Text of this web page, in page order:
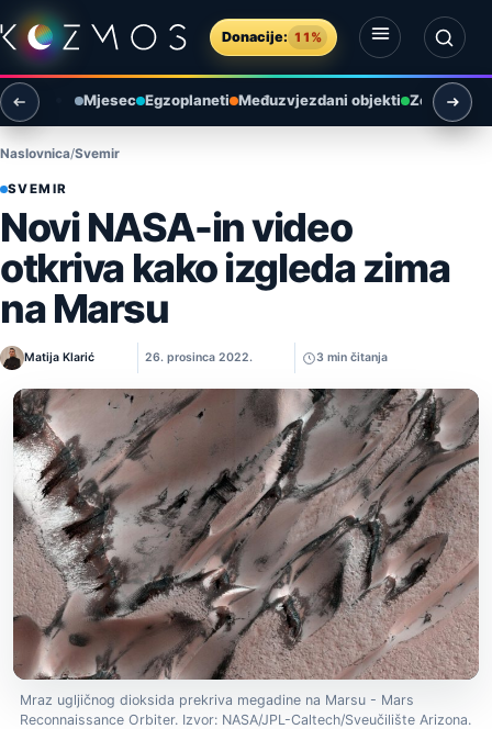
Preskoči na sadržaj
Donacije: 11%
Otvori izbornik
Otvori pretragu
Mjesec Egzoplaneti Međuzvjezdani objekti Zemlja i
Naslovnica Svemir
SVEMIR
Novi NASA-in video
otkriva kako izgleda zima
na Marsu
Matija Klarić 26. prosinca 2022. 3 min čitanja
Mraz ugljičnog dioksida prekriva megadine na Marsu - Mars
Reconnaissance Orbiter. Izvor: NASA/JPL-Caltech/Sveučilište Arizona.